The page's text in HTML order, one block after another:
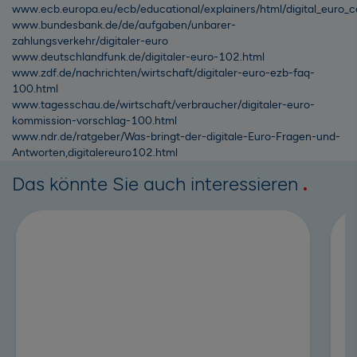
www.ecb.europa.eu/ecb/educational/explainers/html/
www.bundesbank.de/de/aufgaben/unbarer-
zahlungsverkehr/digitaler-euro
www.deutschlandfunk.de/digitaler-euro-102.html
www.zdf.de/nachrichten/wirtschaft/digitaler-euro-ezb-faq-
100.html
www.tagesschau.de/wirtschaft/verbraucher/digitaler-euro-
kommission-vorschlag-100.html
www.ndr.de/ratgeber/Was-bringt-der-digitale-Euro-Fragen-und-
Antworten,digitalereuro102.html
Das könnte Sie auch interessieren